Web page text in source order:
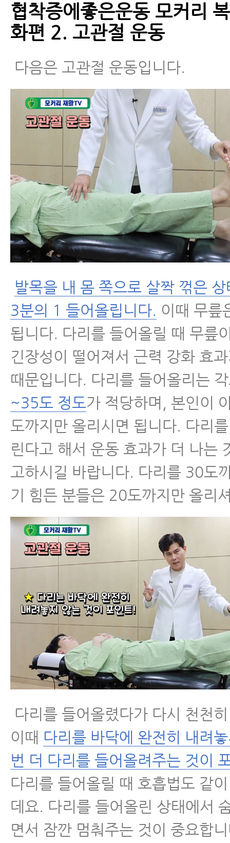
협착증에좋은운동 모커리
화편 2. 고관절 운동
다음은 고관절 운동입니다.
발목을 내 몸 쪽으로 살짝 꺾은
3분의 1 들어올립니다. 이때 무릎
됩니다. 다리를 들어올릴 때 무릎
긴장성이 떨어져서 근력 강화 효
때문입니다. 다리를 들어올리는
~35도 정도가 적당하며, 본인이
도까지만 올리시면 됩니다. 다리
린다고 해서 운동 효과가 더 나는
고하시길 바랍니다. 다리를 30도
기 힘든 분들은 20도까지만 올리
다리를 들어올렸다가 다시 천천
이때 다리를 바닥에 완전히 내려
번 더 다리를 들어올려주는 것이
다리를 들어올릴 때 호흡법도 같
데요. 다리를 들어올린 상태에서
면서 잠깐 멈춰주는 것이 중요합